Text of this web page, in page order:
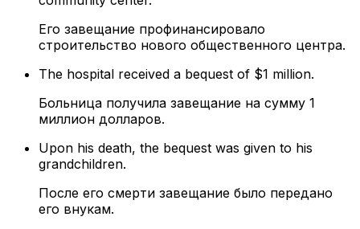
Его завещание профинансировало
строительство нового общественного центра.
The hospital received a bequest of $1 million.
Больница получила завещание на сумму 1
миллион долларов.
Upon his death, the bequest was given to his
grandchildren.
После его смерти завещание было передано
его внукам.